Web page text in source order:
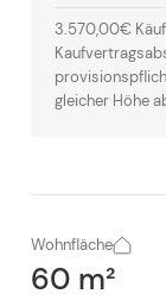
3.570,00€
gleicher Höhe
Wohnfläche
60 m²